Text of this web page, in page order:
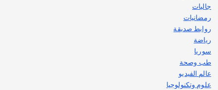
جاليات
رمضانيات
روابط صديقة
رياضة
سوريا
طب وصحة
عالم الفيديو
علوم وتكنولوجيا